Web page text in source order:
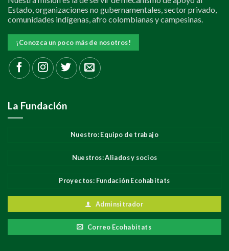
Estado, organizaciones no gubernamentales, sector privado,
comunidades indígenas, afro colombianas y campesinas.
¡Conozca un poco más de nosotros!
La Fundación
Nuestro: Equipo de trabajo
Nuestros: Aliados y socios
Proyectos: Fundación Ecohabitats
Adminsitrador
Correo Ecohabitats